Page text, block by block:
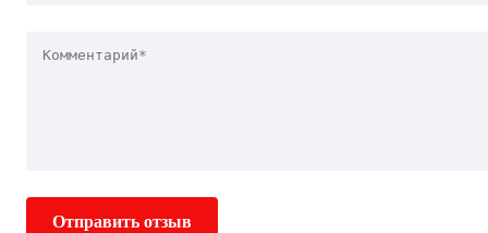
Отправить отзыв